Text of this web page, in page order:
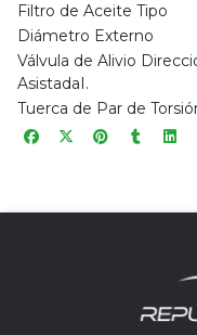
Filtro de Aceite Tipo
Diámetro Externo
Válvula de Alivio
AsistadaI.
Tuerca de Par de